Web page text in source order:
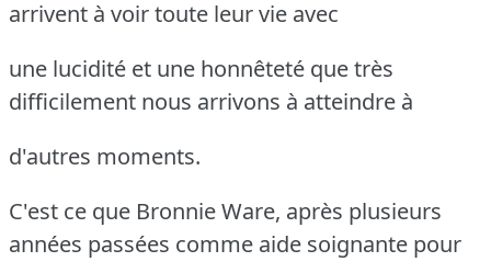
arrivent à voir toute leur vie avec
une lucidité et une honnêteté que très
difficilement nous arrivons à atteindre à
d'autres moments.
C'est ce que Bronnie Ware, après plusieurs
années passées comme aide soignante pour